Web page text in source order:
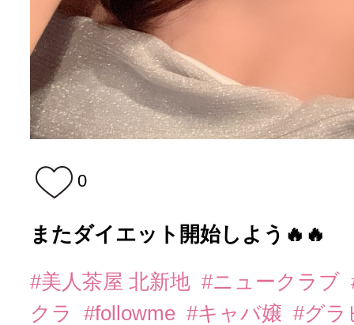
0
またダイエット開始しよう🔥🔥
#美人茶屋 北新地 #ニュークラブ
クラ
#followme #キャバ嬢 #グ